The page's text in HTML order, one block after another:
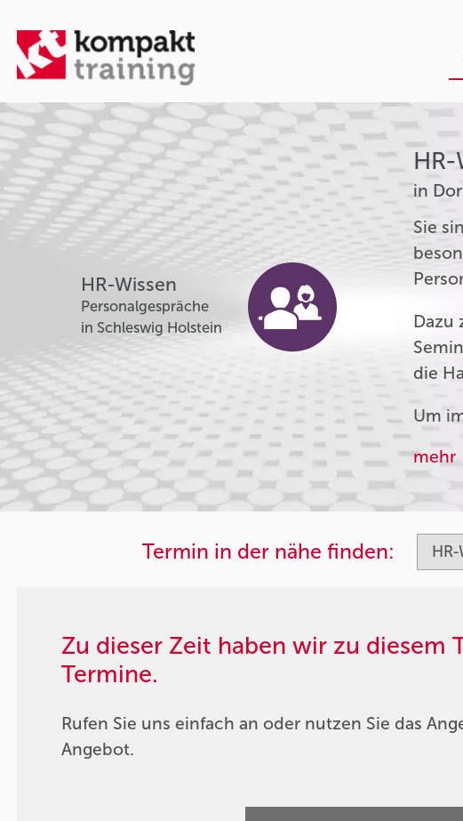
HR-Wissen
Personalgespräche
in Schleswig Holstein
in
Sie
Dazu
die
Um
mehr
Termin in der nähe finden:
Zu dieser Zeit haben wir zu diesem
Termine.
Rufen Sie uns einfach an oder nutzen Sie das
Angebot.